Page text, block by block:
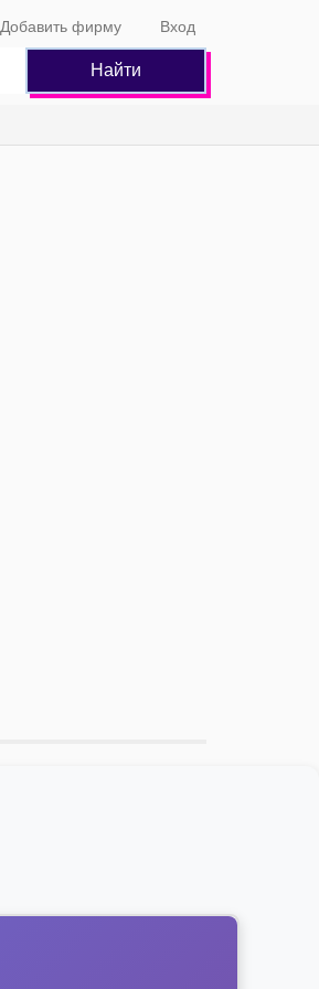
Добавить фирму Вход
Найти